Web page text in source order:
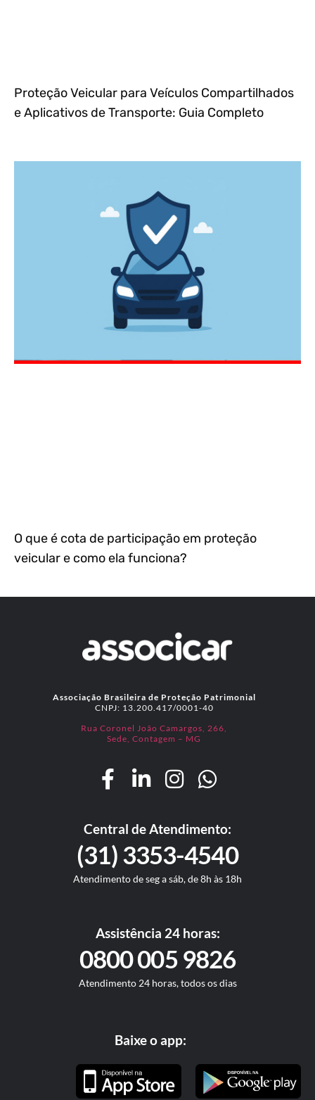
Proteção Veicular para Veículos Compartilhados
e Aplicativos de Transporte: Guia Completo
O que é cota de participação em proteção
veicular e como ela funciona?
Associação Brasileira de Proteção Patrimonial
CNPJ: 13.200.417/0001-40
Rua Coronel João Camargos, 266,
Sede, Contagem – MG
Central de Atendimento:
(31) 3353-4540
Atendimento de seg a sáb, de 8h às 18h
Assistência 24 horas:
0800 005 9826
Atendimento 24 horas, todos os dias
Baixe o app: